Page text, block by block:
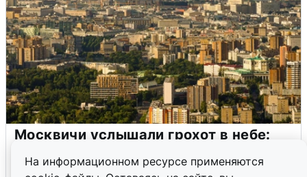
На информационном ресурсе применяются
Москвичи услышали грохот в небе: